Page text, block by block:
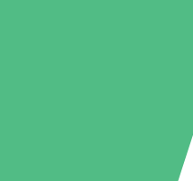
Packs de
à l'utilisation avec des crédits de
5